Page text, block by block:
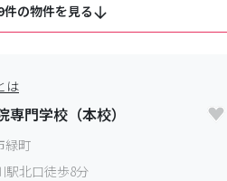
件の物件を見る
は
門学校（本校）
緑町
駅北口徒歩8分